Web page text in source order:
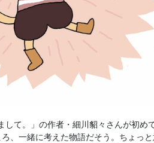
して。」の作者・細川貂々さんが初
、一緒に考えた物語だそう。ちょっ